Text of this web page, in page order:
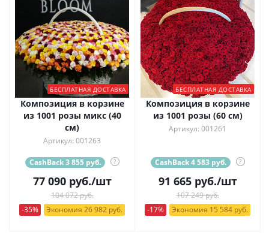
БЕСПЛАТНАЯ ДОСТАВКА
Композиция в корзине
из 1001 розы микс (40
см)
Артикул: 001263
CashBack 3 855 руб. ?
77 090руб./шт
104 072 руб.
-35%
Экономия 26 982 руб.
БЕСПЛАТНАЯ ДОСТАВКА
Композиция в корзине
из 1001 розы (60 см)
Артикул: 001261
CashBack 4 583 руб. ?
91 665руб./шт
107 249 руб.
-17%
Экономия 15 584 руб.